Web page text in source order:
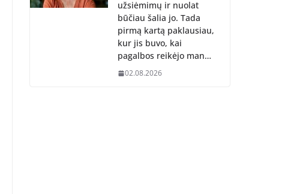
užsiėmimų ir nuolat
būčiau šalia jo. Tada
pirmą kartą paklausiau,
kur jis buvo, kai
pagalbos reikėjo man…
02.08.2026